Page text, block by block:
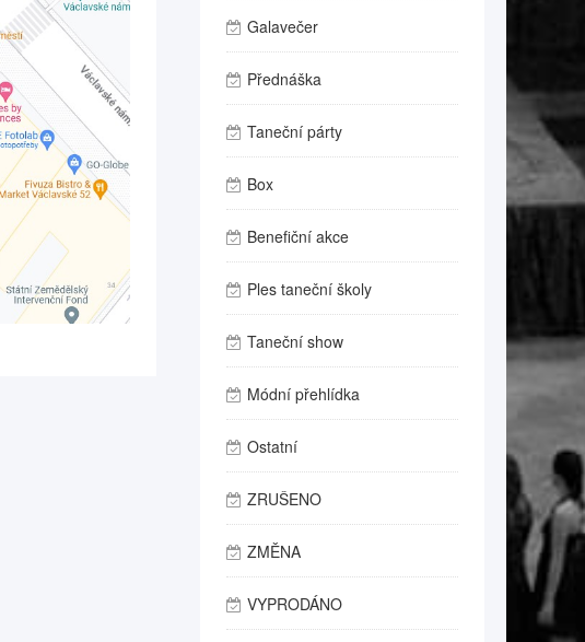
Galavečer
Přednáška
Taneční párty
Box
Benefiční akce
Ples taneční školy
Taneční show
Módní přehlídka
Ostatní
ZRUŠENO
ZMĚNA
VYPRODÁNO